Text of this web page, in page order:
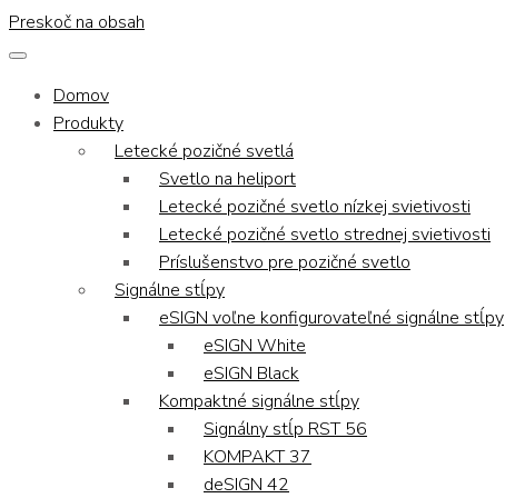
Preskoč na obsah
Domov
Produkty
Letecké pozičné svetlá
Svetlo na heliport
Letecké pozičné svetlo nízkej svietivosti
Letecké pozičné svetlo strednej svietivosti
Príslušenstvo pre pozičné svetlo
Signálne stĺpy
eSIGN voľne konfigurovateľné signálne stĺpy
eSIGN White
eSIGN Black
Kompaktné signálne stĺpy
Signálny stĺp RST 56
KOMPAKT 37
deSIGN 42